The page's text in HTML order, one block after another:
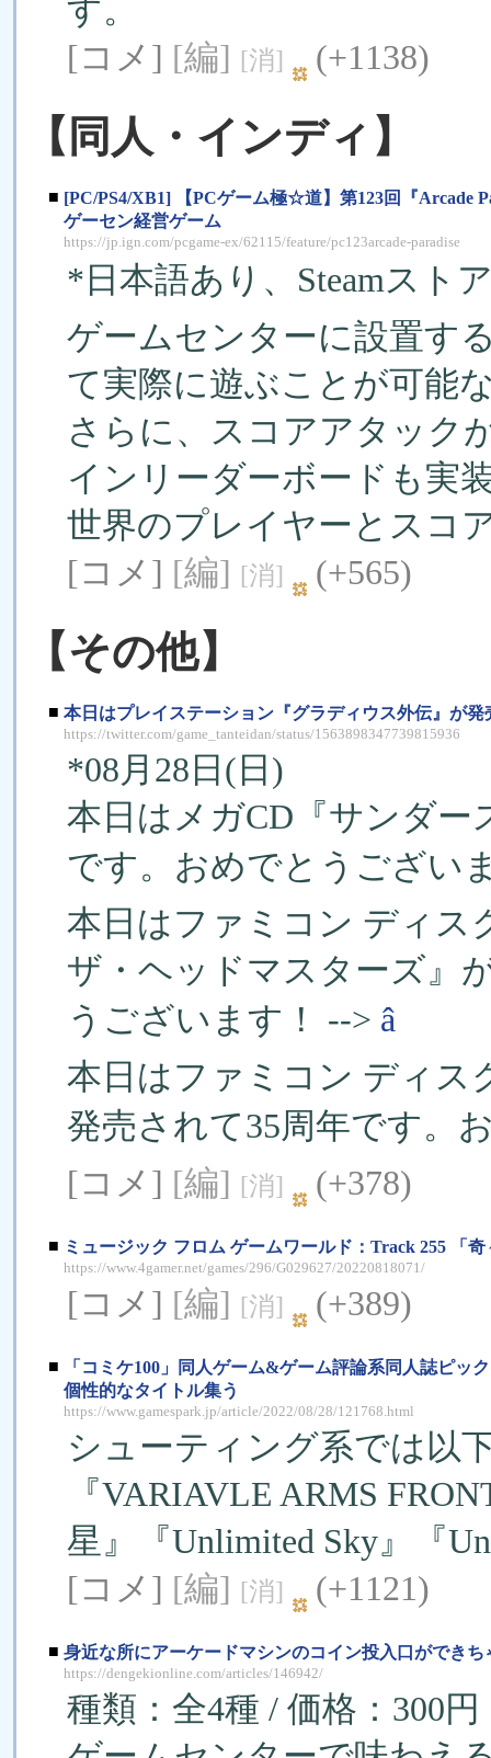
す。
[コメ] [編] [消] (+1138)
【同人・インディ】
■ [PC/PS4/XB1] 【PCゲーム極☆道】第123回『Arcade
ゲーセン経営ゲーム
https://jp.ign.com/pcgame-ex/62115/feature/pc123arcade-paradise
*日本語あり、Steamスト
ゲームセンターに設置す
て実際に遊ぶことが可能
さらに、スコアアタック
インリーダーボードも実
世界のプレイヤーとスコ
[コメ] [編] [消] (+565)
【その他】
■ 本日はプレイステーション『グラディウス外伝』が
https://twitter.com/game_tanteidan/status/1563898347739815936
*08月28日(日)
本日はメガCD『サンダー
です。おめでとうござい
本日はファミコン ディス
ザ・ヘッドマスターズ』
うございます！ --> â
本日はファミコン ディス
発売されて35周年です。
[コメ] [編] [消] (+378)
■ ミュージック フロム ゲームワールド：Track 255 「
https://www.4gamer.net/games/296/G029627/20220818071/
[コメ] [編] [消] (+389)
■
「コミケ100」同人ゲーム&ゲーム評論系同人誌ピ
個性的なタイトル集う
https://www.gamespark.jp/article/2022/08/28/121768.html
シューティング系では以
『VARIAVLE ARMS
星』『Unlimited Sky』『
[コメ] [編] [消] (+1121)
■ 身近な所にアーケードマシンのコイン投入口ができ
https://dengekionline.com/articles/146942/
種類：全4種 / 価格：300